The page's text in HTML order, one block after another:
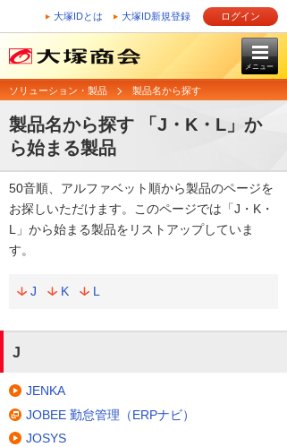
大塚IDとは 大塚ID新規登録 ログイン
メニュー
ソリューション・製品 製品名から探す
製品名から探す 「J・K・L」か
ら始まる製品
50音順、アルファベット順から製品のページを
お探しいただけます。このページでは「J・K・
L」から始まる製品をリストアップしていま
す。
J K L
J
JENKA
JOBEE 勤怠管理（ERPナビ）
JOSYS